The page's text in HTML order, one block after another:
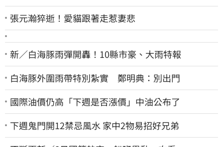
張元瀚猝逝！愛貓跟著走惹妻悲
新／白海豚雨彈開轟！10縣市豪、大雨特報
白海豚外圍雨帶特別紮實 鄭明典：別出門
國際油價仍高「下週是否漲價」中油公布了
下週鬼門開12禁忌風水 家中2物易招好兄弟